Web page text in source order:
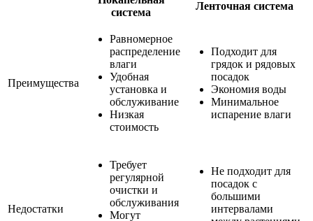
система
Ленточная система
Преимущества
Равномерное
распределение
влаги
Удобная
установка и
обслуживание
Низкая
стоимость
Подходит для
грядок и рядовых
посадок
Экономия воды
Минимальное
испарение влаги
Недостатки
Требует
регулярной
очистки и
обслуживания
Могут
Не подходит для
посадок с
большими
интервалами